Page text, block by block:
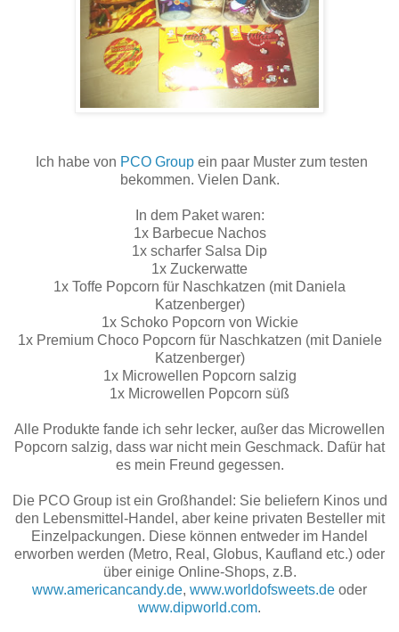
Ich habe von PCO Groupein paar Muster zum testen
bekommen. Vielen Dank.
In dem Paket waren:
1x Barbecue Nachos
1x scharfer Salsa Dip
1x Zuckerwatte
1x Toffe Popcorn für Naschkatzen (mit Daniela
Katzenberger)
1x Schoko Popcorn von Wickie
1x Premium Choco Popcorn für Naschkatzen (mit Daniele
Katzenberger)
1x Microwellen Popcorn salzig
1x Microwellen Popcorn süß
Alle Produkte fande ich sehr lecker, außer das Microwellen
Popcorn salzig, dass war nicht mein Geschmack. Dafür hat
es mein Freund gegessen.
Die PCO Group ist ein Großhandel: Sie beliefern Kinos und
den Lebensmittel-Handel, aber keine privaten Besteller mit
Einzelpackungen. Diese können entweder im Handel
erworben werden (Metro, Real, Globus, Kaufland etc.) oder
über einige Online-Shops, z.B.
www.americancandy.de, www.worldofsweets.de oder
www.dipworld.com.